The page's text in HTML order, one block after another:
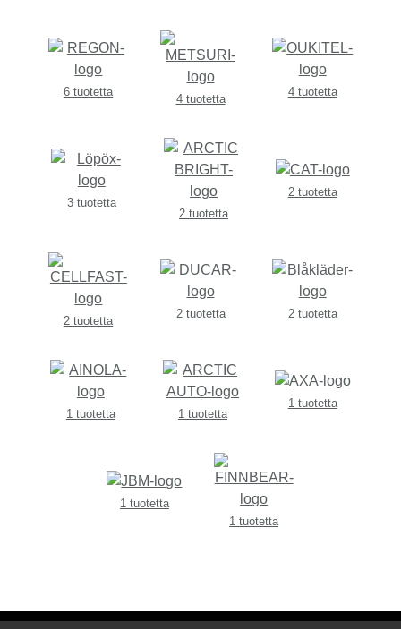
6 tuotetta
4 tuotetta
4 tuotetta
3 tuotetta
2 tuotetta
2 tuotetta
2 tuotetta
2 tuotetta 2 tuotetta
1 tuotetta 1 tuotetta
1 tuotetta
1 tuotetta
1 tuotetta